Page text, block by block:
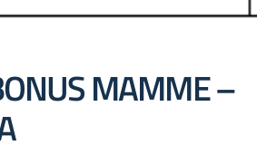
MAMME –